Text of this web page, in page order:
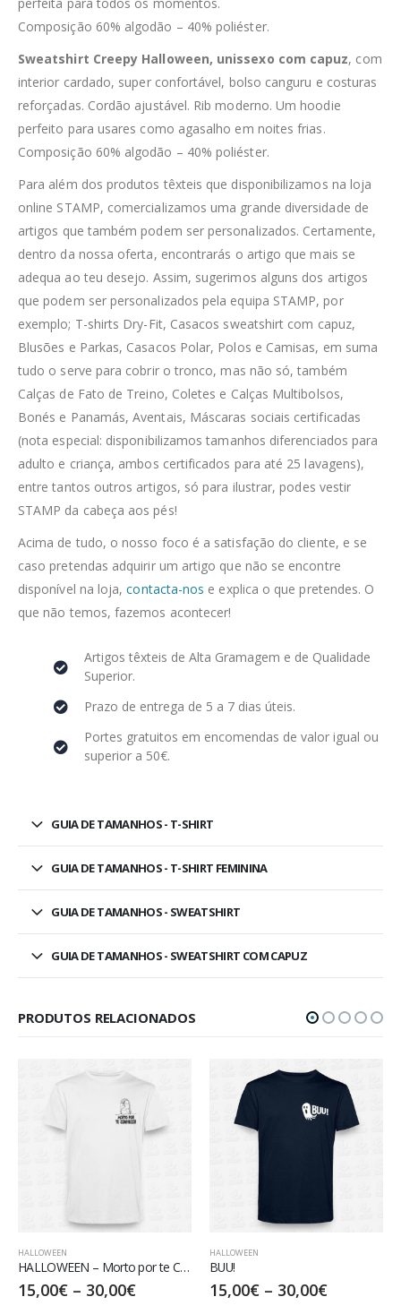
Composição 60% algodão – 40% poliéster.
Sweatshirt Creepy Halloween, unissexo com capuz, com
interior cardado, super confortável, bolso canguru e costuras
reforçadas. Cordão ajustável. Rib moderno. Um hoodie
perfeito para usares como agasalho em noites frias.
Composição 60% algodão – 40% poliéster.
Para além dos produtos têxteis que disponibilizamos na loja
online STAMP, comercializamos uma grande diversidade de
artigos que também podem ser personalizados. Certamente,
dentro da nossa oferta, encontrarás o artigo que mais se
adequa ao teu desejo. Assim, sugerimos alguns dos artigos
que podem ser personalizados pela equipa STAMP, por
exemplo; T-shirts Dry-Fit, Casacos sweatshirt com capuz,
Blusões e Parkas, Casacos Polar, Polos e Camisas, em suma
tudo o serve para cobrir o tronco, mas não só, também
Calças de Fato de Treino, Coletes e Calças Multibolsos,
Bonés e Panamás, Aventais, Máscaras sociais certificadas
(nota especial: disponibilizamos tamanhos diferenciados para
adulto e criança, ambos certificados para até 25 lavagens),
entre tantos outros artigos, só para ilustrar, podes vestir
STAMP da cabeça aos pés!
Acima de tudo, o nosso foco é a satisfação do cliente, e se
caso pretendas adquirir um artigo que não se encontre
disponível na loja,contacta-nos e explica o que pretendes. O
que não temos, fazemos acontecer!
Artigos têxteis de Alta Gramagem e de Qualidade
Superior.
Prazo de entrega de 5 a 7 dias úteis.
Portes gratuitos em encomendas de valor igual ou
superior a 50€.
GUIA DE TAMANHOS - T-SHIRT
GUIA DE TAMANHOS - T-SHIRT FEMININA
GUIA DE TAMANHOS - SWEATSHIRT
GUIA DE TAMANHOS - SWEATSHIRT COM CAPUZ
PRODUTOS RELACIONADOS
HALLOWEEN – Morto por te Conhecer
30,00€
BUU!
15,00 30,00€ 17,50